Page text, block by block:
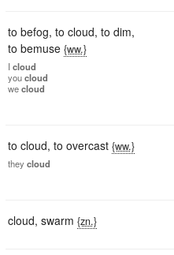
to befog, to cloud, to dim,
to bemuse {ww.}
I cloud
youcloud
wecloud
to cloud, to overcast {ww.}
they cloud
cloud, swarm {zn.}